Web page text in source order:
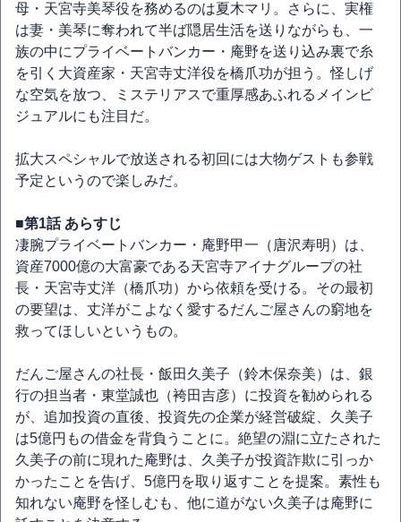
母・天宮寺美琴役を務めるのは夏木マリ。さらに、実権
は妻・美琴に奪われて半ば隠居生活を送りながらも、一
族の中にプライベートバンカー・庵野を送り込み裏で糸
を引く大資産家・天宮寺丈洋役を橋爪功が担う。怪しげ
な空気を放つ、ミステリアスで重厚感あふれるメインビ
ジュアルにも注目だ。
拡大スペシャルで放送される初回には大物ゲストも参戦
予定というので楽しみだ。
■第1話 あらすじ
凄腕プライベートバンカー・庵野甲一（唐沢寿明）は、
資産7000億の大富豪である天宮寺アイナグループの社
長・天宮寺丈洋（橋爪功）から依頼を受ける。その最初
の要望は、丈洋がこよなく愛するだんご屋さんの窮地を
救ってほしいというもの。
だんご屋さんの社長・飯田久美子（鈴木保奈美）は、銀
行の担当者・東堂誠也（袴田吉彦）に投資を勧められる
が、追加投資の直後、投資先の企業が経営破綻、久美子
は5億円もの借金を背負うことに。絶望の淵に立たされた
久美子の前に現れた庵野は、久美子が投資詐欺に引っか
かったことを告げ、5億円を取り返すことを提案。素性も
知れない庵野を怪しむも、他に道がない久美子は庵野に